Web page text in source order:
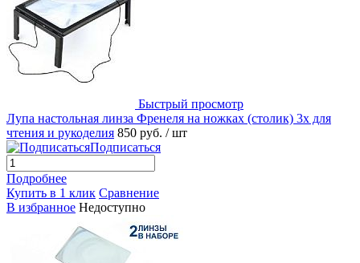
Быстрый просмотр
Лупа настольная линза Френеля на ножках (столик) 3х для
чтения и рукоделия 850 руб. / шт
Подписаться
Подробнее
Купить в 1 клик Сравнение
В избранное Недоступно